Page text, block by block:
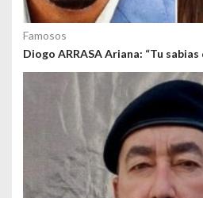
Famosos
Diogo ARRASA Ariana: “Tu